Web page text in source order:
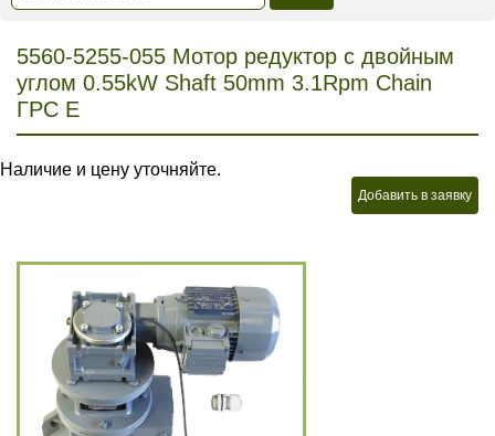
5560-5255-055 Мотор редуктор с двойным
углом 0.55kW Shaft 50mm 3.1Rpm Chain
ГPC E
Наличие и цену уточняйте.
Добавить в заявку